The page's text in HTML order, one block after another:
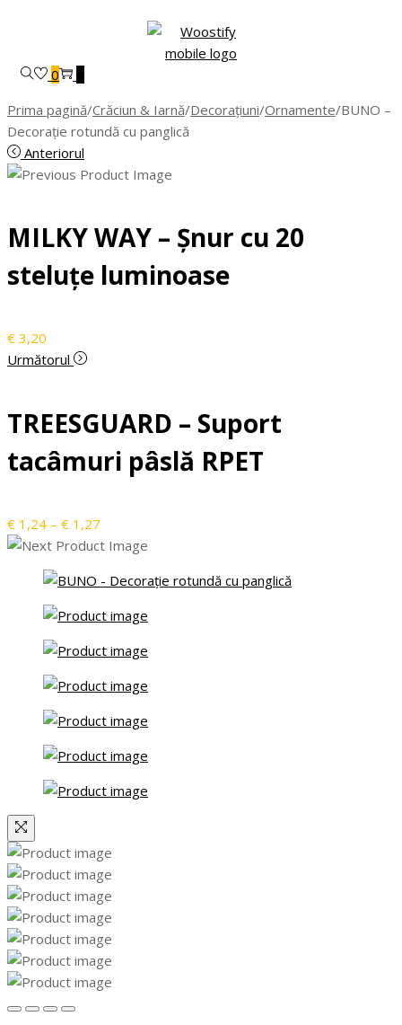
0
Prima pagină/Crăciun & Iarnă/Decorațiuni/Ornamente/BUNO –
Decorație rotundă cu panglică
Anteriorul
MILKY WAY – Șnur cu 20
steluțe luminoase
€ 3,20
Următorul
TREESGUARD – Suport
tacâmuri pâslă RPET
€ 1,24 – € 1,27
de
€ 1,24
până
€ 1,27